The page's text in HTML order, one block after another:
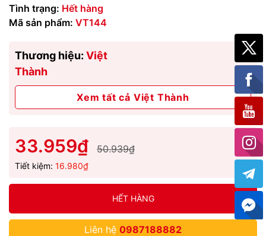
Tình trạng: Hết hàng
Mã sản phẩm: VT144
Thương hiệu: Việt
Thành
Xem tất cả Việt Thành
33.959₫ 50.939₫
Tiết kiệm: 16.980₫
HẾT HÀNG
Liên hệ 0987188882